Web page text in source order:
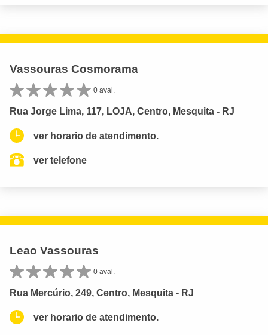
Vassouras Cosmorama
0 aval.
Rua Jorge Lima, 117, LOJA, Centro, Mesquita - RJ
ver horario de atendimento.
ver telefone
Leao Vassouras
0 aval.
Rua Mercúrio, 249, Centro, Mesquita - RJ
ver horario de atendimento.